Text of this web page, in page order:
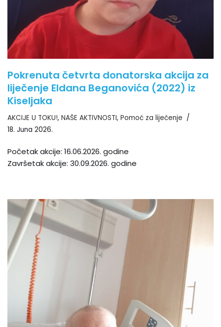
Pokrenuta četvrta donatorska akcija za
liječenje Eldana Beganovića (2022) iz
Kiseljaka
AKCIJE U TOKU!, NAŠE AKTIVNOSTI, Pomoć za liječenje
18. Juna 2026.
Početak akcije: 16.06.2026. godine
Završetak akcije: 30.09.2026. godine